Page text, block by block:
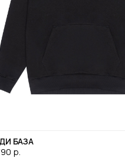
БАЗА
р.